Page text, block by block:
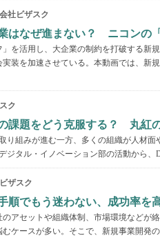
社ビザスク
はなぜ進まない？ ニコンの
」を活用し、大企業の制約を打破する新
装を加速させている。本動画では、新
ク
課題をどう克服する？ 丸紅
り組みが進む一方、多くの組織が人材
ジタル・イノベーション部の活動から、
ザスク
順でもう迷わない、成功率を
アセットや組織体制、市場環境などが
ケースが多い。そこで、新規事業開発